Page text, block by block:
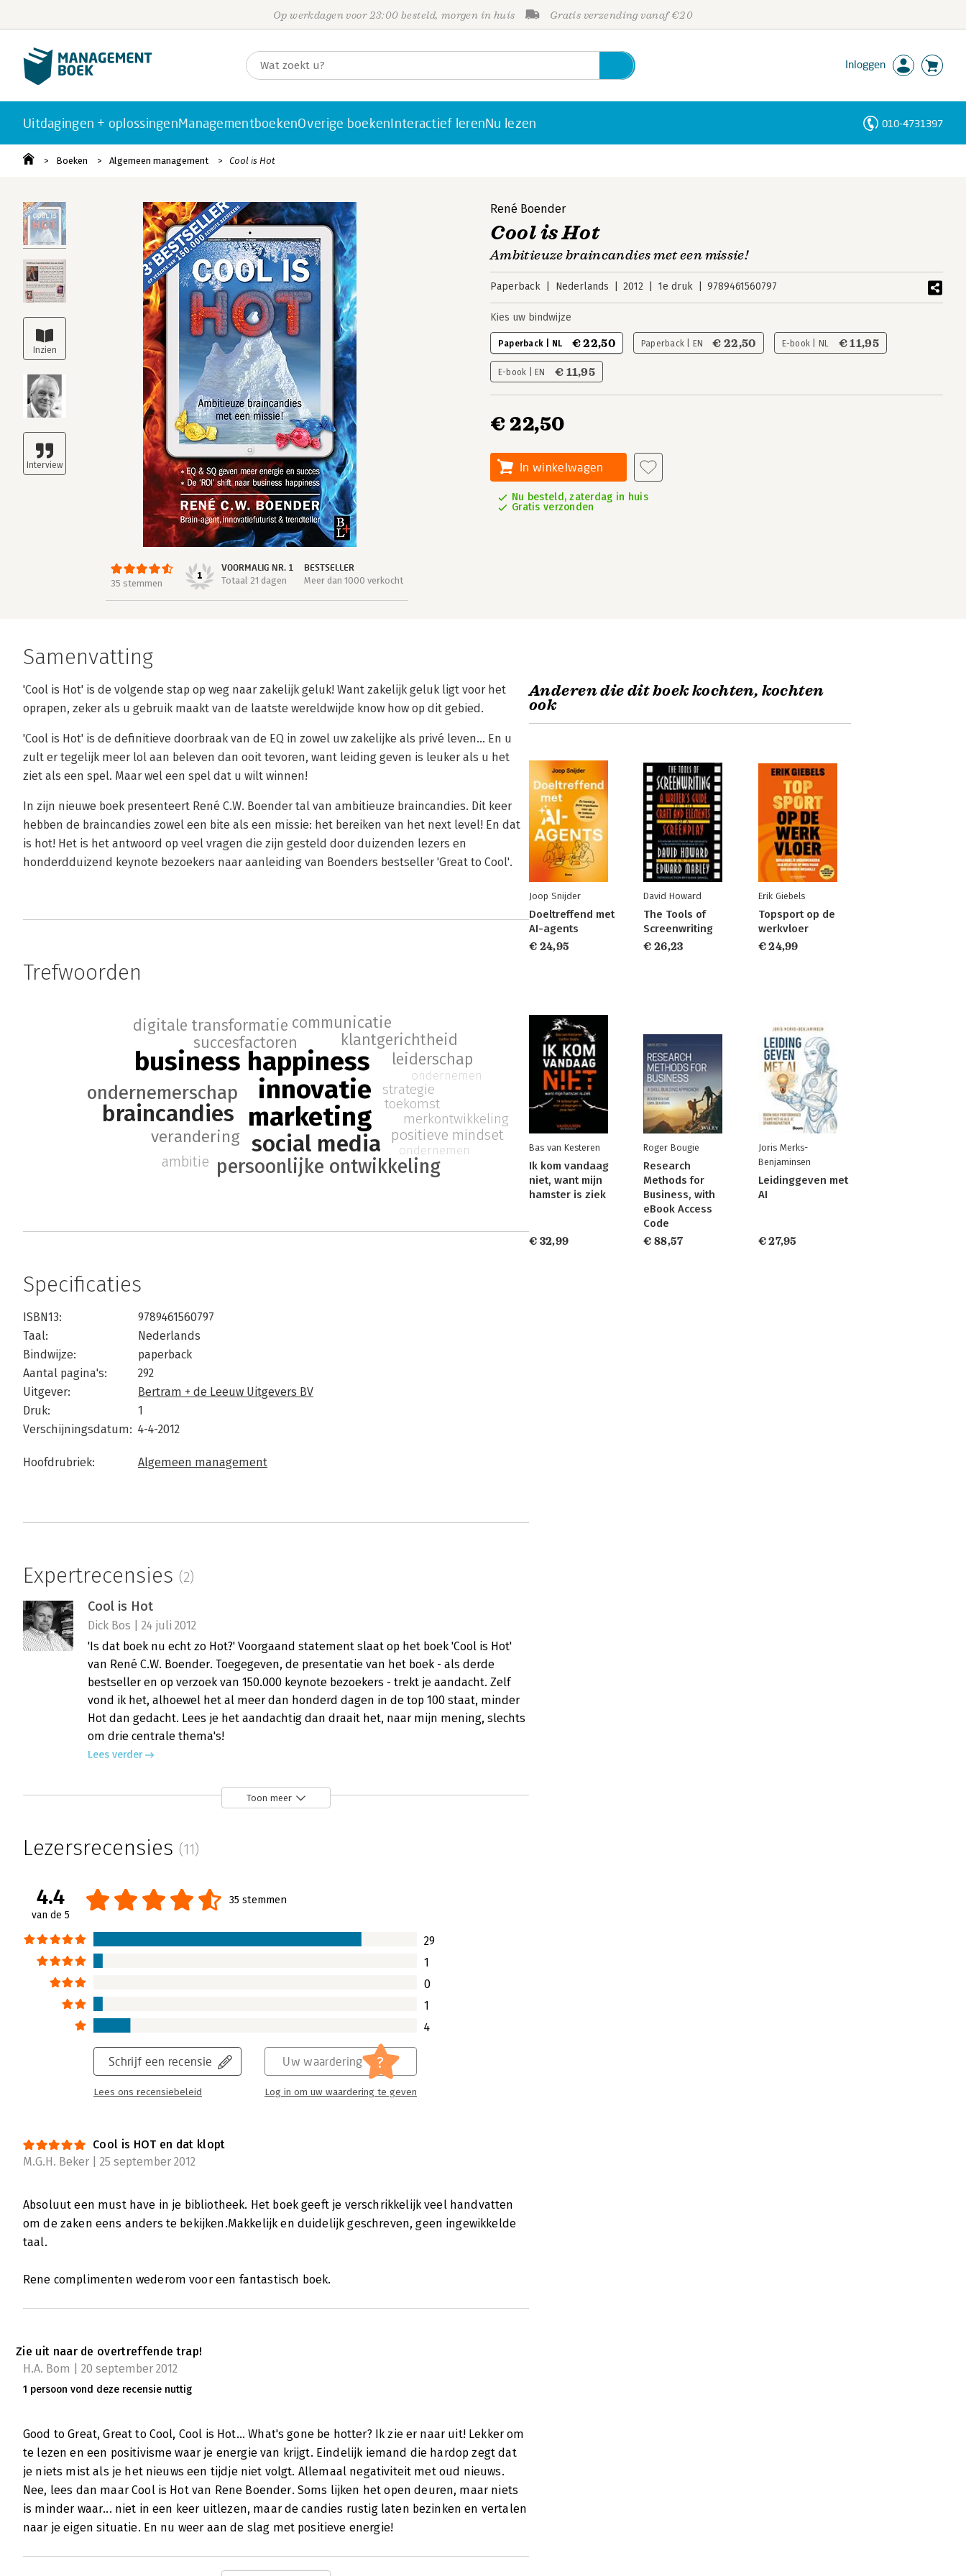
Op werkdagen voor 23:00 besteld, morgen in huis Gratis verzending vanaf €20
Inloggen
Uitdagingen + oplossingenManagementboekenOverige boekenInteractief lerenNu lezen 010-4731397
Boeken Algemeen management Cool is Hot
35 stemmen
1
VOORMALIG NR. 1
Totaal 21 dagen
BESTSELLER
Meer dan 1000 verkocht
René Boender
Cool is Hot
Ambitieuze braincandies met een missie!
Paperback Nederlands 2012 1e druk 9789461560797
Kies uw bindwijze
Paperback | NL € 22,50 Paperback | EN € 22,50 E-book | NL € 11,95
E-book | EN € 11,95
€ 22,50
In winkelwagen
Nu besteld, zaterdag in huis
Gratis verzonden
Samenvatting
'Cool is Hot' is de volgende stap op weg naar zakelijk geluk! Want zakelijk geluk ligt voor het
oprapen, zeker als u gebruik maakt van de laatste wereldwijde know how op dit gebied.
'Cool is Hot' is de definitieve doorbraak van de EQ in zowel uw zakelijke als privé leven... En u
zult er tegelijk meer lol aan beleven dan ooit tevoren, want leiding geven is leuker als u het
ziet als een spel. Maar wel een spel dat u wilt winnen!
In zijn nieuwe boek presenteert René C.W. Boender tal van ambitieuze braincandies. Dit keer
hebben de braincandies zowel een bite als een missie: het bereiken van het next level! En dat
is hot! Het is het antwoord op veel vragen die zijn gesteld door duizenden lezers en
honderdduizend keynote bezoekers naar aanleiding van Boenders bestseller 'Great to Cool'.
Trefwoorden
innovatie
marketing
business happiness
social media
braincandies
persoonlijke ontwikkeling
ondernemerschap
verandering
succesfactoren
digitale transformatie communicatie
klantgerichtheid
leiderschap
strategie
toekomst
merkontwikkeling
positieve mindset
ambitie
ondernemen
ondernemen
Specificaties
ISBN13:
9789461560797
Taal:
Nederlands
Bindwijze:
paperback
Aantal pagina's:
292
Uitgever:
Bertram + de Leeuw Uitgevers BV
Druk:
1
Verschijningsdatum: 4-4-2012
Hoofdrubriek: Algemeen management
Expertrecensies (2)
Cool is Hot
Dick Bos | 24 juli 2012
'Is dat boek nu echt zo Hot?' Voorgaand statement slaat op het boek 'Cool is Hot'
van René C.W. Boender. Toegegeven, de presentatie van het boek - als derde
bestseller en op verzoek van 150.000 keynote bezoekers - trekt je aandacht. Zelf
vond ik het, alhoewel het al meer dan honderd dagen in de top 100 staat, minder
Hot dan gedacht. Lees je het aandachtig dan draait het, naar mijn mening, slechts
om drie centrale thema's!
Lees verder
'Cool is hot' is een veelgeprezen boek, de inmiddels derde bestseller van René
toegankelijk voor een breed publiek. Wat heeft een marketeer aan de 81 'candies'?
Lees verder
Toon meer
Lezersrecensies (11)
4.4
van de 5
35 stemmen
29
1
0
1
4
Schrijf een recensie
Lees ons recensiebeleid
Uw waardering ?
Log in om uw waardering te geven
Cool is HOT en dat klopt
M.G.H. Beker | 25 september 2012
Absoluut een must have in je bibliotheek. Het boek geeft je verschrikkelijk veel handvatten
om de zaken eens anders te bekijken.Makkelijk en duidelijk geschreven, geen ingewikkelde
taal.
Rene complimenten wederom voor een fantastisch boek.
Zie uit naar de overtreffende trap!
H.A. Bom | 20 september 2012
1 persoon vond deze recensie nuttig
Good to Great, Great to Cool, Cool is Hot... What's gone be hotter? Ik zie er naar uit! Lekker om
te lezen en een positivisme waar je energie van krijgt. Eindelijk iemand die hardop zegt dat
je niets mist als je het nieuws een tijdje niet volgt. Allemaal negativiteit met oud nieuws.
Nee, lees dan maar Cool is Hot van Rene Boender. Soms lijken het open deuren, maar niets
is minder waar... niet in een keer uitlezen, maar de candies rustig laten bezinken en vertalen
naar je eigen situatie. En nu weer aan de slag met positieve energie!
Anderen die dit boek kochten, kochten
ook
Joop Snijder
Doeltreffend met
AI-agents
€ 24,95
David Howard
The Tools of
Screenwriting
€ 26,23
Erik Giebels
Topsport op de
werkvloer
€ 24,99
Bas van Kesteren
Ik kom vandaag
niet, want mijn
hamster is ziek
€ 32,99
Roger Bougie
Research
Methods for
Business, with
eBook Access
Code
€ 88,57
Joris Merks-
Benjaminsen
Leidinggeven met
AI
€ 27,95
Personen